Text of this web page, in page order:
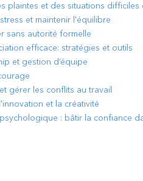
plaintes et des situations difficiles
et maintenir l'équilibre
sans autorité formelle
efficace: stratégies et outils
et gestion d’équipe
gérer les conflits au travail
et la créativité
: bâtir la confiance